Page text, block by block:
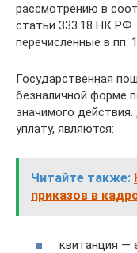
рассмотрению в
статьи 333.18 НК
перечисленные в пп.
Государственная
безналичной форме
значимого
уплату, являются:
Читайте также:
приказов в
квитанция —